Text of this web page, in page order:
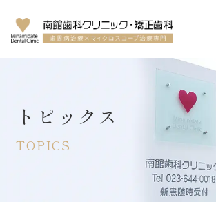
トピックス
TOPICS